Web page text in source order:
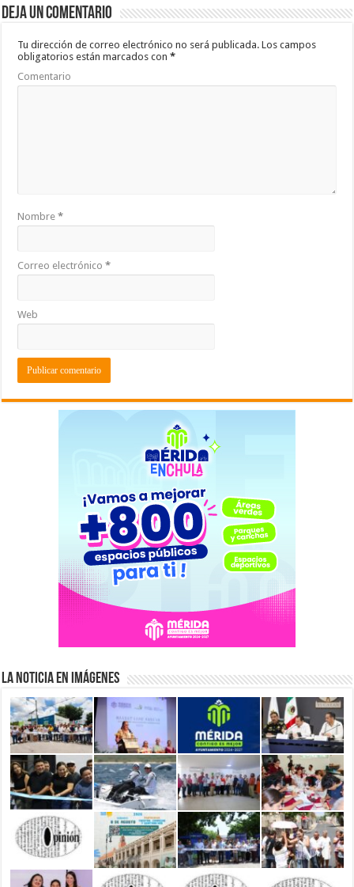
o
o
k
p
p
ar
ti
Deja un comentario
Tu dirección de correo electrónico no será publicada. Los campos
obligatorios están marcados con*
Comentario
Nombre*
Correo electrónico*
Web
La Noticia en Imágenes